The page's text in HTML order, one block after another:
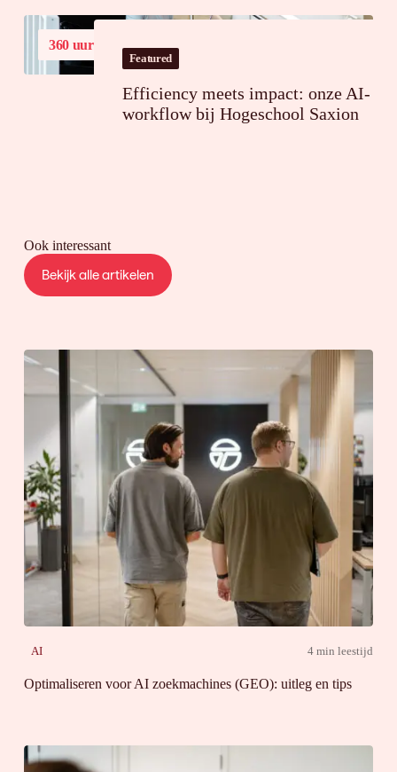
360 uurtijdsbesparing op jaarbasis
Featured
Efficiency meets impact: onze AI-
workflow bij Hogeschool Saxion
Ook interessant
Bekijk alle artikelen
AI 4 min leestijd
Optimaliseren voor AI zoekmachines (GEO): uitleg en tips